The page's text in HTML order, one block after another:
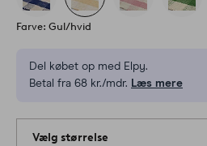
Farve: Gul/hvid
Del købet op med Elpy.
Betal fra 68 kr./mdr. Læs mere
Vælg størrelse